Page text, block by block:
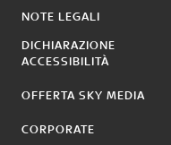
NOTE LEGALI
DICHIARAZIONE
ACCESSIBILITÀ
OFFERTA SKY MEDIA
CORPORATE